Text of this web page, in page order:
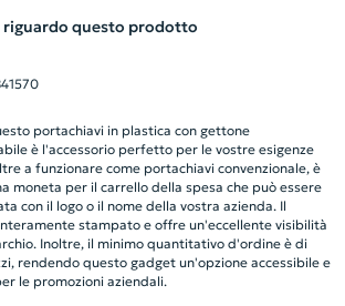
questo prodotto
portachiavi in plastica con gettone
è l'accessorio perfetto per le vostre esigenze
a funzionare come portachiavi convenzionale, è
moneta per il carrello della spesa che può essere
con il logo o il nome della vostra azienda. Il
stampato e offre un'eccellente visibilità
Inoltre, il minimo quantitativo d'ordine è di
rendendo questo gadget un'opzione accessibile e
le promozioni aziendali.